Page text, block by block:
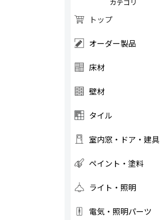
カテゴリ
トップ
オーダー製品
床材
壁材
タイル
室内窓・ドア・建具
ペイント・塗料
ライト・照明
電気・照明パーツ